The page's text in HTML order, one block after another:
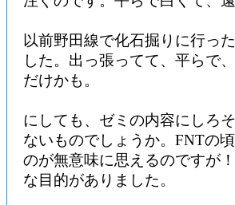
以前野田線で化石掘りに行っ
した。出っ張ってて、平らで
だけかも。
にしても、ゼミの内容にしろ
ないものでしょうか。FNTの
のが無意味に思えるのですが
な目的がありました。